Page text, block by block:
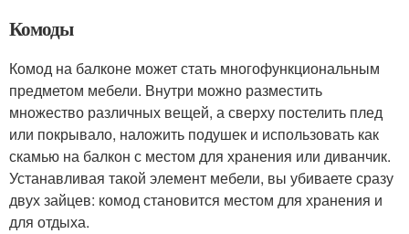
Комоды
Комод на балконе может стать многофункциональным
предметом мебели. Внутри можно разместить
множество различных вещей, а сверху постелить плед
или покрывало, наложить подушек и использовать как
скамью на балкон с местом для хранения или диванчик.
Устанавливая такой элемент мебели, вы убиваете сразу
двух зайцев: комод становится местом для хранения и
для отдыха.